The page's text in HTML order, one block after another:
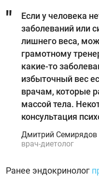
Если у человека
заболеваний или
лишнего веса,
грамотному
какие-то
избыточный вес
врачам, которые
массой тела.
консультация
Дмитрий Семирядов
врач-диетолог
Ранее эндокринолог